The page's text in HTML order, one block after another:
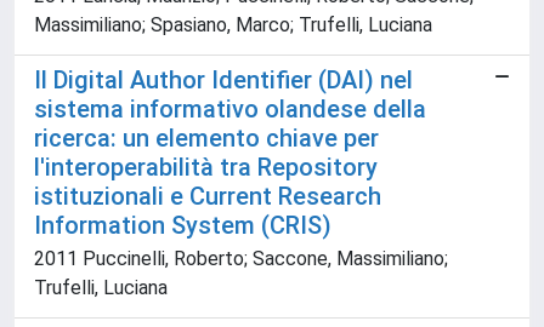
Massimiliano; Spasiano, Marco; Trufelli, Luciana
Il Digital Author Identifier (DAI) nel
sistema informativo olandese della
ricerca: un elemento chiave per
l'interoperabilità tra Repository
istituzionali e Current Research
Information System (CRIS)
2011 Puccinelli, Roberto; Saccone, Massimiliano;
Trufelli, Luciana